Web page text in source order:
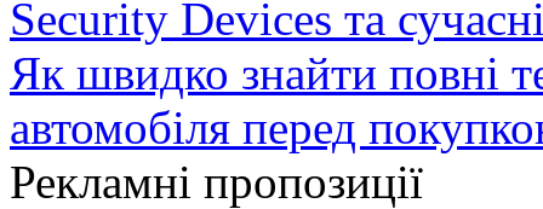
Security Devices та
Як швидко знайти повні
автомобіля перед
Рекламні пропозиції